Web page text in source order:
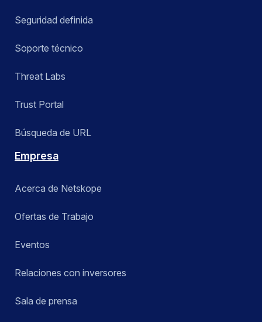
Seguridad definida
Soporte técnico
Threat Labs
Trust Portal
Búsqueda de URL
Empresa
Acerca de Netskope
Ofertas de Trabajo
Eventos
Relaciones con inversores
Sala de prensa